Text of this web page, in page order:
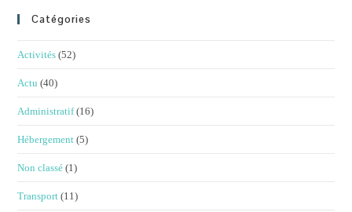
Catégories
Activités (52)
Actu (40)
Administratif (16)
Hébergement (5)
Non classé (1)
Transport (11)